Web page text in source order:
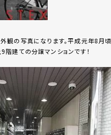
外観の写真になります。平成元年8月
建ての分譲マンションです！